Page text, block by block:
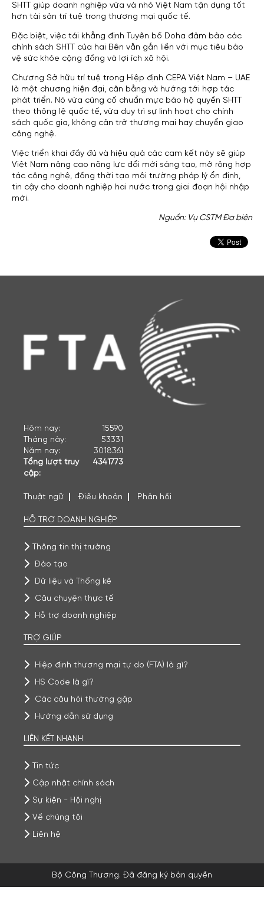
SHTT giúp doanh nghiệp vừa và nhỏ Việt Nam tận dụng tốt
hơn tài sản trí tuệ trong thương mại quốc tế.
Đặc biệt, việc tái khẳng định Tuyên bố Doha đảm bảo các
chính sách SHTT của hai Bên vẫn gắn liền với mục tiêu bảo
vệ sức khỏe cộng đồng và lợi ích xã hội.
Chương Sở hữu trí tuệ trong Hiệp định CEPA Việt Nam – UAE
là một chương hiện đại, cân bằng và hướng tới hợp tác
phát triển. Nó vừa củng cố chuẩn mực bảo hộ quyền SHTT
theo thông lệ quốc tế, vừa duy trì sự linh hoạt cho chính
sách quốc gia, không cản trở thương mại hay chuyển giao
công nghệ.
Việc triển khai đầy đủ và hiệu quả các cam kết này sẽ giúp
Việt Nam nâng cao năng lực đổi mới sáng tạo, mở rộng hợp
tác công nghệ, đồng thời tạo môi trường pháp lý ổn định,
tin cậy cho doanh nghiệp hai nước trong giai đoạn hội nhập
mới.
Nguồn: Vụ CSTM Đa biên
Hôm nay:
15590
Tháng này:
53331
Năm nay:
3018361
Tổng lượt truy
cập:
4341773
Thuật ngữ Điều khoản Phản hồi
HỖ TRỢ DOANH NGHIỆP
Thông tin thị trường
Đào tạo
Dữ liệu và Thống kê
Câu chuyện thực tế
Hỗ trợ doanh nghiệp
TRỢ GIÚP
Hiệp định thương mại tự do (FTA) là gì?
HS Code là gì?
Các câu hỏi thường gặp
Hướng dẫn sử dụng
LIÊN KẾT NHANH
Tin tức
Cập nhật chính sách
Sự kiện - Hội nghị
Về chúng tôi
Liên hệ
Bộ Công Thương. Đã đăng ký bản quyền